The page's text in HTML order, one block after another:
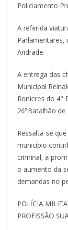
Policiamento
A referida
Parlamentares,
Andrade.
A entrega das
Municipal
Ronieres do 4°
26°Batalhão
Ressalta-se
município
criminal, a
o aumento da
demandas no
POLÍCIA
PROFISSÃO